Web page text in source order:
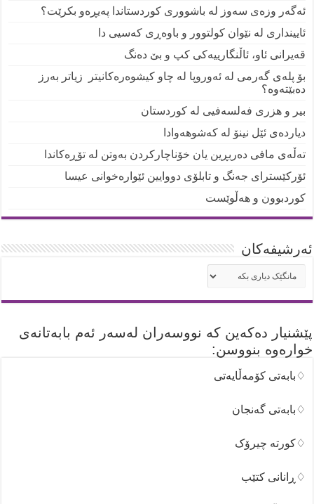
ئەگەر وزەی سەوز لە باشووری کوردستاندا پەیڕەو بکرێت؟
ئایینداری لە نێوان کولتوور و باوەڕی کەسیی دا
قەیرانی ئاو، ئاڵنگارییەکی کپ و بێ دەنگ
بۆ پلەی گەرمی لە ئەوروپا لە چاو کیشوەرەکانیتر زیاتر بەرز
دەبێتەوە؟
بیر و هزری فەلسەفیی لە کوردستان
دیاردەی ئێل نینۆ لە کەشوهەوادا
تەڵەی مافی دەربڕین یان خۆناچارکردن بەوتن لە تۆڕەکاندا
ئۆرکێسترای جەنگ و تابلۆی دووایین ئێوارەخوانی عیسا
کوردبوون و هەڵوێست
ئه‌رشیفه‌کان
ئه‌رشیفه‌کان
پێشنیار دەکەین کە نووسەران لەسەر ئەم بابەتانەی
خوارەوە بنووسن:
♢بابەتی کۆمەڵایەتی
♢بابەتی گەنجان
♢کورتە چیرۆک
♢ڕانانی کتێب